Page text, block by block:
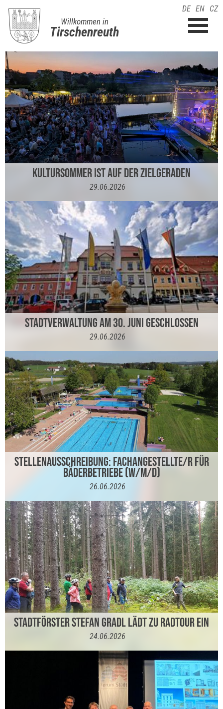
Willkommen in
Tirschenreuth
DE EN CZ
KULTURSOMMER IST AUF DER ZIELGERADEN
29.06.2026
STADTVERWALTUNG AM 30. JUNI GESCHLOSSEN
29.06.2026
STELLENAUSSCHREIBUNG: FACHANGESTELLTE/R FÜR
BÄDERBETRIEBE (W/M/D)
26.06.2026
STADTFÖRSTER STEFAN GRADL LÄDT ZU RADTOUR EIN
24.06.2026